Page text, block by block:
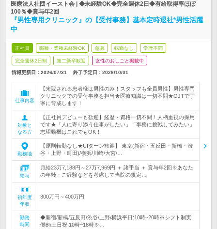
医療法人社団イースト会 | ◆未経験OK◆完全週休2日◆有給取得率ほぼ
100％◆賞与年2回
『男性専用クリニック』の【受付事務】基本定時退社*男性活躍
中
正社員 職種・業種未経験OK 急募 転勤なし 学歴不問
完全週休2日制 第二新卒歓迎 女性のおしごと掲載中
情報更新日：2026/07/31 終了予定日： 2026/10/01
仕事内容
【来院される患者様は男性のみ！スタッフも全員男性】男性専門
クリニックでの受付事務を担当★医療知識は一切不問★OJTで丁
寧に育成します！
対象と
なる方
【正社員デビューも歓迎】経歴・資格一切不問！人柄重視の採用
です★「人に寄り添う仕事がしたい」「事務に挑戦してみたい」
志望動機はこれでもOK！
勤務地
【原則転勤なし★UIターン歓迎】 東京(新宿・五反田・新橋・渋
谷・上野・町田)/横浜/川崎/大宮/…
給与
月給23万7,188円～27万7,969円 ＋ 諸手当 ＋ 賞与年2回※あなた
の年齢・ご経験などを考慮して当院の規定…
初年度
年収
300万円～400万円
勤務
時間
◆新宿/新橋/五反田/渋谷/上野/横浜平日:10時~20時※シフト制実
働8h土日祝:10時~18時※…